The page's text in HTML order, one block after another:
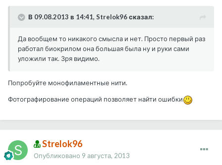
В 09.08.2013 в 14:41, Strelok96 сказал:
Да вообщем то никакого смысла и нет. Просто первый раз
работал биокрилом она большая была ну и руки сами
уложили так. Зря видимо.
Попробуйте монофиламентные нити.
Фотографирование операций позволяет найти ошибки
Strelok96
Опубликовано 9 августа, 2013